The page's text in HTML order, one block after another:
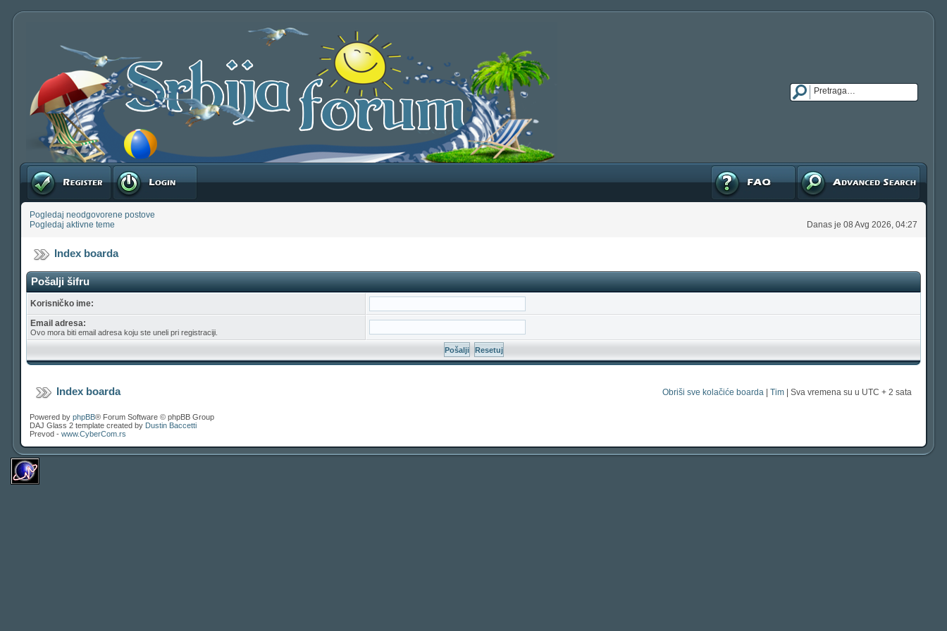
Registruj se Prijavite se Napredna pretraga
FAQ
Pogledaj neodgovorene postove
Pogledaj aktivne teme
Danas je 08 Avg 2026, 04:27
Index boarda
Pošalji šifru
Korisničko ime:
Email adresa:
Ovo mora biti email adresa koju ste uneli pri registraciji.
Index boarda Obriši sve kolačiće boarda Tim | Sva vremena su u UTC + 2 sata
Powered by phpBB® Forum Software © phpBB Group
DAJ Glass 2 template created by Dustin Baccetti
Prevod - www.CyberCom.rs